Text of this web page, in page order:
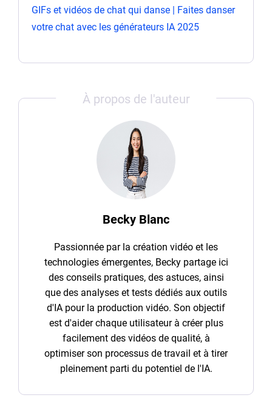
GIFs et vidéos de chat qui danse | Faites danser
votre chat avec les générateurs IA 2025
À propos de l'auteur
Becky Blanc
Passionnée par la création vidéo et les
technologies émergentes, Becky partage ici
des conseils pratiques, des astuces, ainsi
que des analyses et tests dédiés aux outils
d'IA pour la production vidéo. Son objectif
est d'aider chaque utilisateur à créer plus
facilement des vidéos de qualité, à
optimiser son processus de travail et à tirer
pleinement parti du potentiel de l'IA.